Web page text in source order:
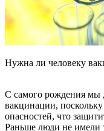
Нужна ли человеку
С самого рождения мы
вакцинации,
опасностей, что
Раньше люди не имели